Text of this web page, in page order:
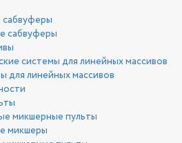
сабвуферы
системы для линейных массивов
для линейных массивов
микшерные пульты
микшеры